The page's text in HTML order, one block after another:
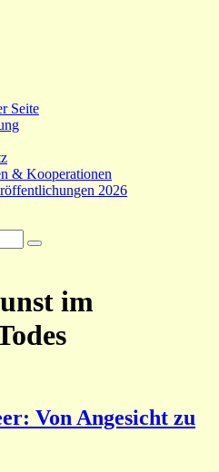
Seite
& Kooperationen
2026
im
Von Angesicht zu